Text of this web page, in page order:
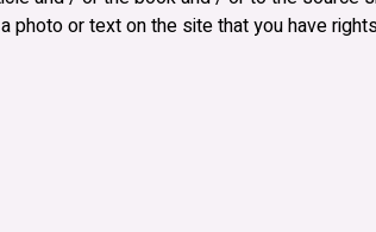
or text on the site that you have